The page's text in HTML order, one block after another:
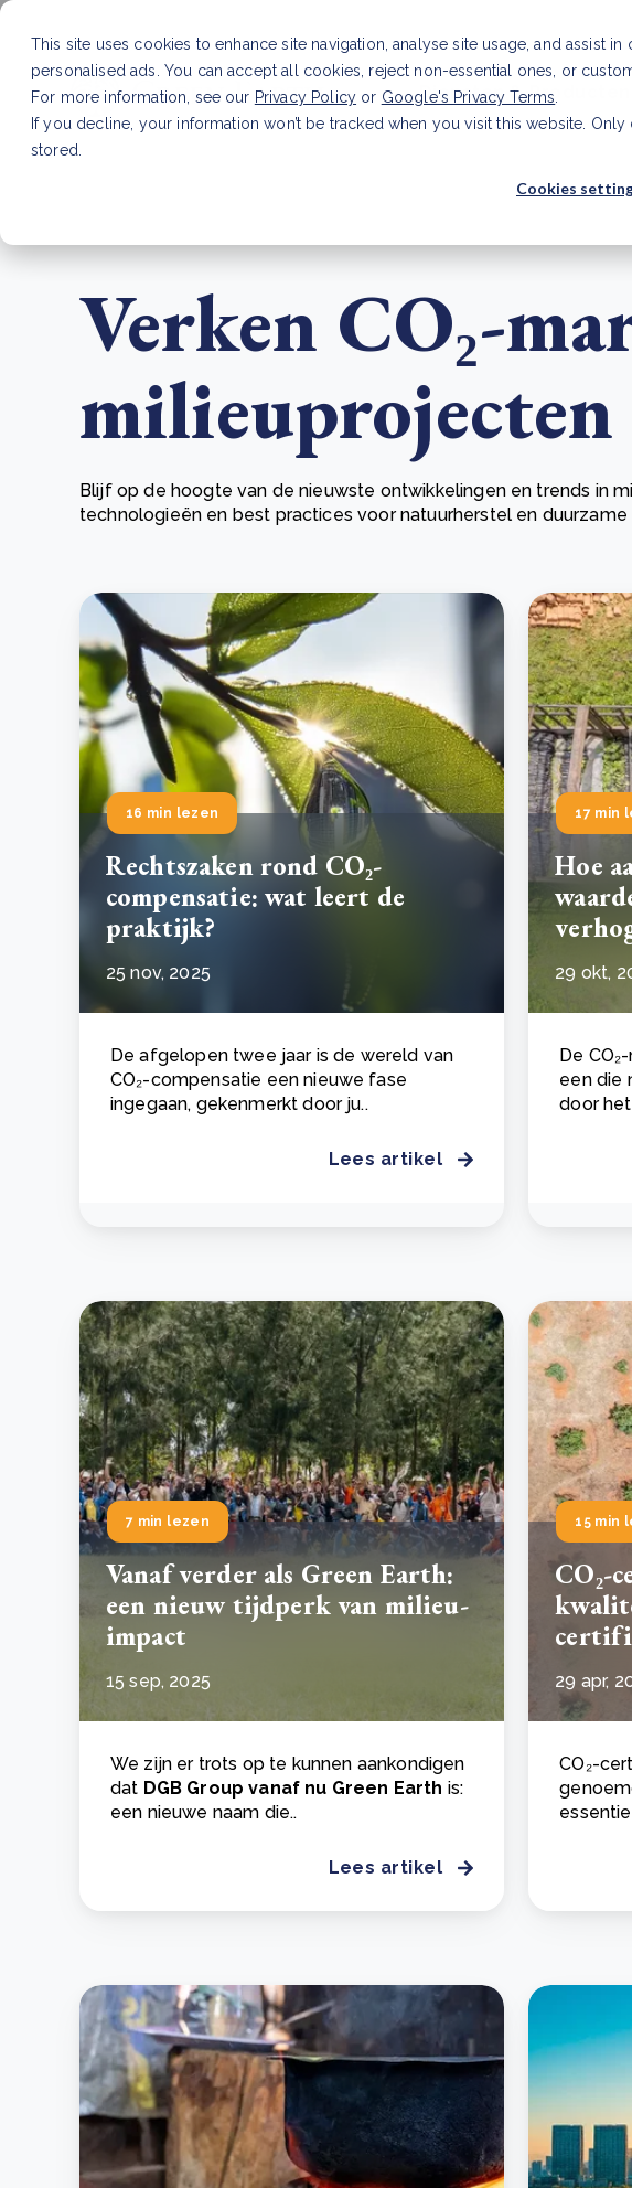
This site uses cookies to enhance site navigation, analyse site usage, and assist
personalised ads. You can accept all cookies, reject non-essential ones, or
For more information, see our Privacy Policy or Google's Privacy Terms
If you decline, your information won’t be tracked when you visit this website.
stored.
Cookies
Diensten & Producten
Green Wheels: transformerende stap voor
Drie stappen
Lees meer
CSRD en uw positie als leverancier: wat
Verken CO₂-
milieuprojecten
Blijf op de hoogte van de nieuwste ontwikkelingen en trends in
technologieën en best practices voor natuurherstel en duurzame
16 min lezen
Rechtszaken rond CO₂-
compensatie: wat leert de
praktijk?
25 nov, 2025
De afgelopen twee jaar is de wereld van
CO₂-compensatie een nieuwe fase
ingegaan, gekenmerkt door ju..
Lees artikel
17 min
Hoe
29 okt,
De
een die
door
7 min lezen
Vanaf verder als Green Earth:
een nieuw tijdperk van milieu-
impact
15 sep, 2025
We zijn er trots op te kunnen aankondigen
dat DGB Group vanaf nu Green Earth is:
een nieuwe naam die..
Lees artikel
15 min
CO₂-
29 apr,
CO₂-